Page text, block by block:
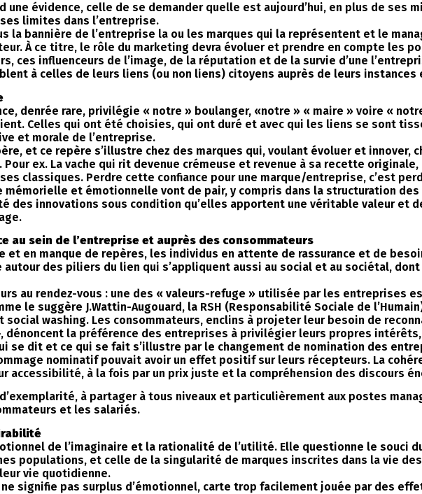
une évidence, celle de se demander quelle est aujourd’hui, en plus de ses
limites dans l’entreprise.
la bannière de l’entreprise la ou les marques qui la représentent et le
À ce titre, le rôle du marketing devra évoluer et prendre en compte les
ces influenceurs de l’image, de la réputation et de la survie d’une
à celles de leurs liens (ou non liens) citoyens auprès de leurs
denrée rare, privilégie « notre » boulanger, «notre » « maire » voire «
Celles qui ont été choisies, qui ont duré et avec qui les liens se sont
et morale de l’entreprise.
et ce repère s’illustre chez des marques qui, voulant évoluer et innover,
ex. La vache qui rit devenue crémeuse et revenue à sa recette originale,
classiques. Perdre cette confiance pour une marque/entreprise, c’est
mémorielle et émotionnelle vont de pair, y compris dans la structuration
des innovations sous condition qu’elles apportent une véritable valeur et
au sein de l’entreprise et auprès des consommateurs
et en manque de repères, les individus en attente de rassurance et de
autour des piliers du lien qui s’appliquent aussi au social et au sociétal,
au rendez-vous : une des « valeurs-refuge » utilisée par les entreprises
le suggère J.Wattin-Augouard, la RSH (Responsabilité Sociale de
washing. Les consommateurs, enclins à projeter leur besoin de
dénoncent la préférence des entreprises à privilégier leurs propres
se dit et ce qui se fait s’illustre par le changement de nomination des
nominatif pouvait avoir un effet positif sur leurs récepteurs. La
accessibilité, à la fois par un prix juste et la compréhension des discours
à partager à tous niveaux et particulièrement aux postes
et les salariés.
de l’imaginaire et la rationalité de l’utilité. Elle questionne le souci
populations, et celle de la singularité de marques inscrites dans la vie
vie quotidienne.
signifie pas surplus d’émotionnel, carte trop facilement jouée par des